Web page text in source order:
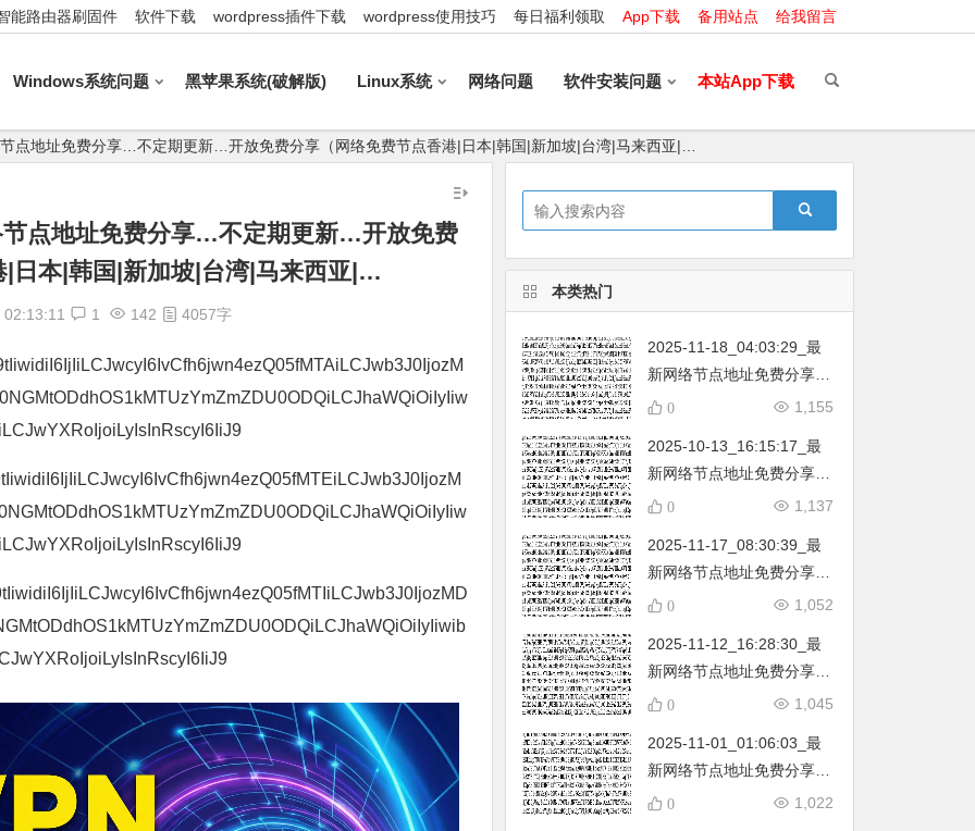
能路由器刷固件 软件下载 wordpress插件下载 wordpress使用技巧 每日福利领取 App下载 备用站点 给我留言
Windows系统问题 黑苹果系统(破解版) Linux系统 网络问题 软件安装问题 本站App下载
点地址免费分享…不定期更新…开放免费分享（网络免费节点香港|日本|韩国|新加坡|台湾|马来西亚|…
节点地址免费分享…不定期更新…开放免费
|日本|韩国|新加坡|台湾|马来西亚|…
02:13:11 1 142 4057字
本类热门
2025-11-18_04:03:29_最
新网络节点地址免费分享…
不定期更新…开放免费分享
韩国|新加坡|台湾|马来西亚|
…
1,155
0
2025-10-13_16:15:17_最
新网络节点地址免费分享…
不定期更新…开放免费分享
韩国|新加坡|台湾|马来西亚|
…
1,137
0
2025-11-17_08:30:39_最
新网络节点地址免费分享…
不定期更新…开放免费分享
韩国|新加坡|台湾|马来西亚|
…
1,052
0
2025-11-12_16:28:30_最
新网络节点地址免费分享…
不定期更新…开放免费分享
韩国|新加坡|台湾|马来西亚|
…
1,045
0
2025-11-01_01:06:03_最
新网络节点地址免费分享…
不定期更新…开放免费分享
1,022
0